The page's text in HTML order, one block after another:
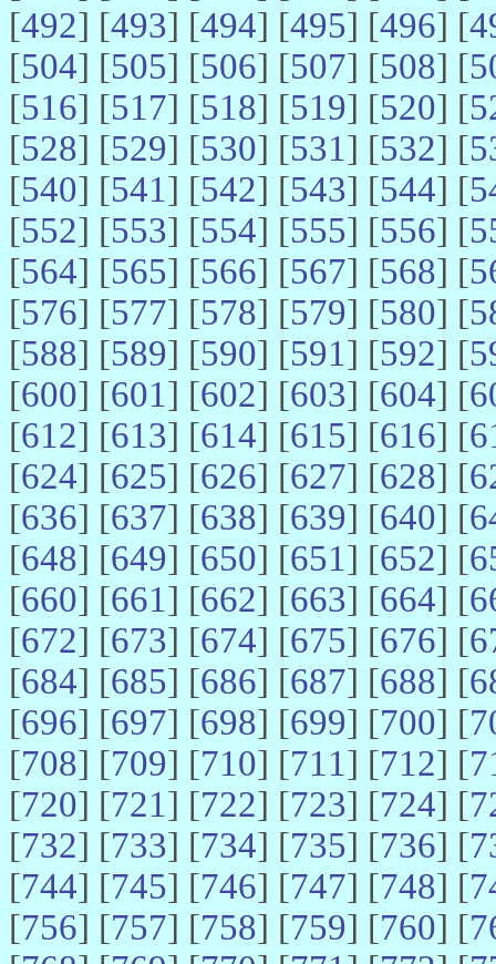
[492] [493] [494] [495] [496] [
[504] [505] [506] [507] [508] [
[516] [517] [518] [519] [520] [
[528] [529] [530] [531] [532] [
[540] [541] [542] [543] [544] [
[552] [553] [554] [555] [556] [
[564] [565] [566] [567] [568] [
[576] [577] [578] [579] [580] [
[588] [589] [590] [591] [592] [
[600] [601] [602] [603] [604] [
[612] [613] [614] [615] [616] [
[624] [625] [626] [627] [628] [
[636] [637] [638] [639] [640] [
[648] [649] [650] [651] [652] [
[660] [661] [662] [663] [664] [
[672] [673] [674] [675] [676] [
[684] [685] [686] [687] [688] [
[696] [697] [698] [699] [700] [
[708] [709] [710] [711] [712] [
[720] [721] [722] [723] [724] [
[732] [733] [734] [735] [736] [
[744] [745] [746] [747] [748] [
[756] [757] [758] [759] [760] [